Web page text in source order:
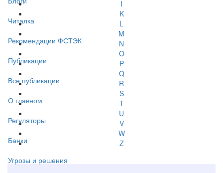
Читалка
Рекомендации ФСТЭК
Публикации
Все публикации
О главном
Регуляторы
Банки
Угрозы и решения
I
K
L
M
N
O
P
Q
R
S
T
U
V
W
Z